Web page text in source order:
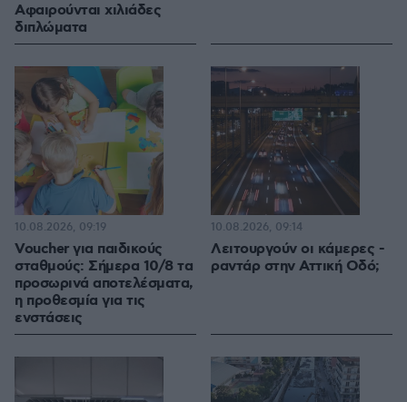
Αφαιρούνται χιλιάδες
διπλώματα
Voucher για παιδικούς
σταθμούς: Σήμερα 10/8 τα
προσωρινά αποτελέσματα,
η προθεσμία για τις
ενστάσεις
10.08.2026, 09:19
Λειτουργούν οι κάμερες -
ραντάρ στην Αττική Οδό;
10.08.2026, 09:14